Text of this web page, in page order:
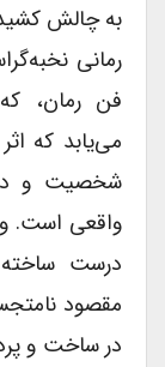
به چالش
رمانی
فن رمان، که
می‌یابد که
شخصیت و در
واقعی است. و
درست ساخته
مقصود
در ساخت و